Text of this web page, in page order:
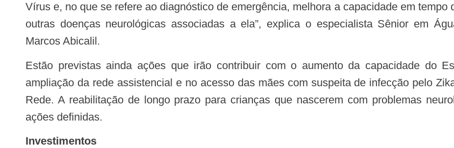
Vírus e, no que se refere ao diagnóstico de emergência, melhora a capacidade em tempo
outras doenças neurológicas associadas a ela”, explica o especialista Sênior em
Marcos Abicalil.
Estão previstas ainda ações que irão contribuir com o aumento da capacidade do Estado na atenção materno-infantil, na
ampliação da rede assistencial e no acesso das mães com suspeita de infecção pelo
Rede. A reabilitação de longo prazo para crianças que nascerem com problemas
ações definidas.
Investimentos